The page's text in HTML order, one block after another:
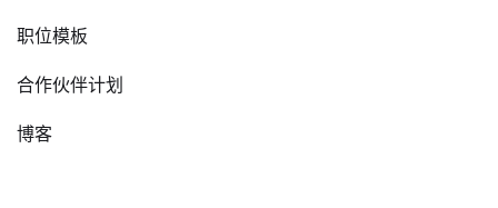
职位模板
合作伙伴计划
博客